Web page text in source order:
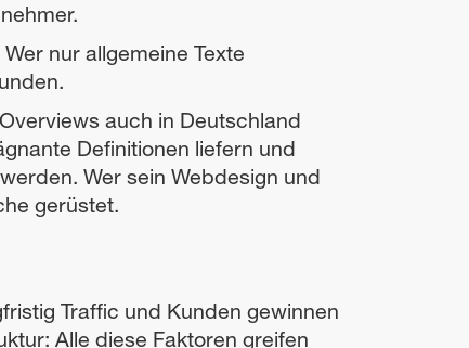
nur allgemeine Texte
auch in Deutschland
Definitionen liefern und
Wer sein Webdesign und
gerüstet.
Traffic und Kunden gewinnen
Alle diese Faktoren greifen